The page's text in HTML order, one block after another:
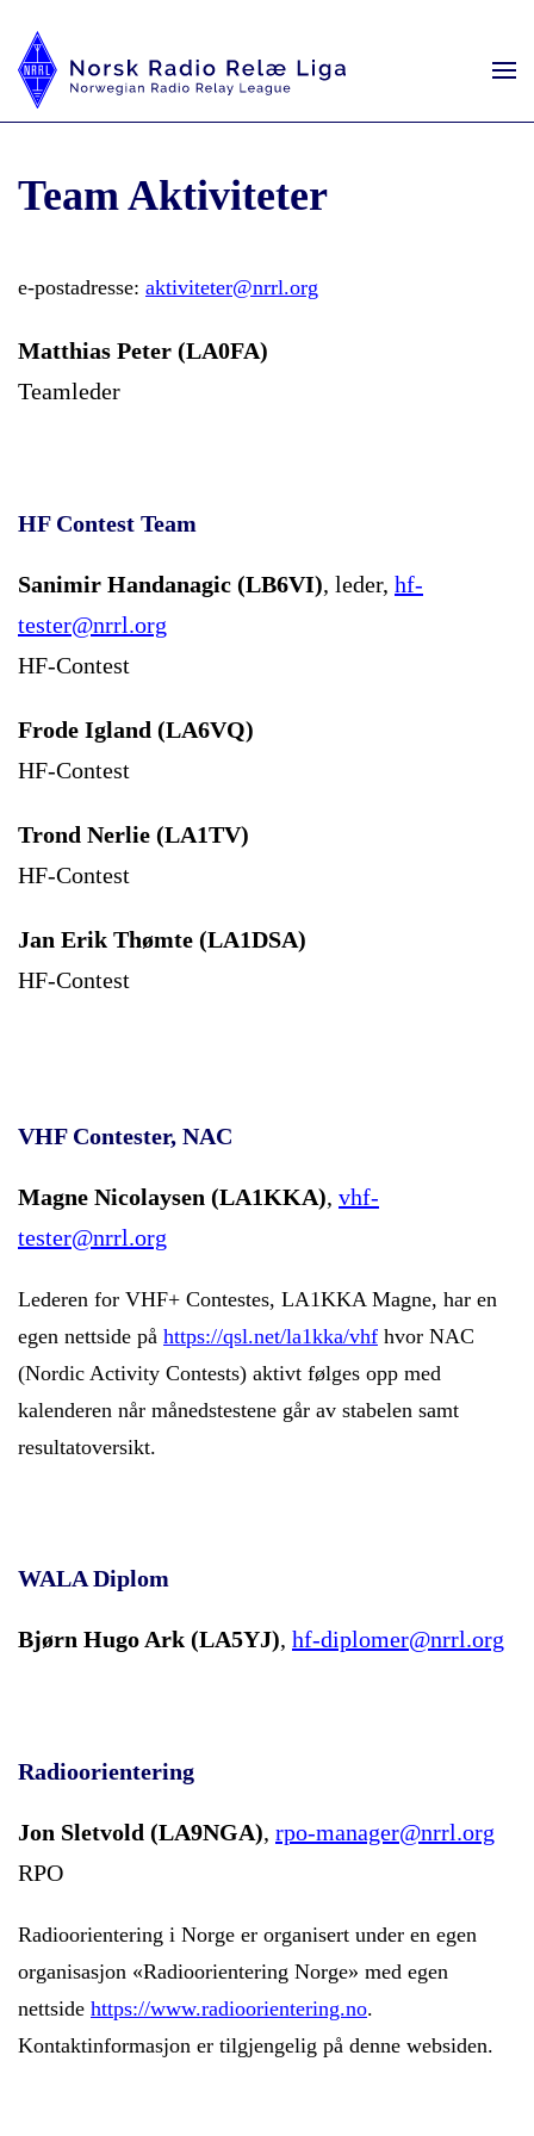
Team Aktiviteter
e-postadresse: aktiviteter@nrrl.org
Matthias Peter (LA0FA)
Teamleder
HF Contest Team
Sanimir Handanagic (LB6VI), leder, hf-
tester@nrrl.org
HF-Contest
Frode Igland (LA6VQ)
HF-Contest
Trond Nerlie (LA1TV)
HF-Contest
Jan Erik Thømte (LA1DSA)
HF-Contest
VHF Contester, NAC
Magne Nicolaysen (LA1KKA), vhf-
tester@nrrl.org
Lederen for VHF+ Contestes, LA1KKA Magne, har en
egen nettside på https://qsl.net/la1kka/vhf hvor NAC
(Nordic Activity Contests) aktivt følges opp med
kalenderen når månedstestene går av stabelen samt
resultatoversikt.
WALA Diplom
Bjørn Hugo Ark (LA5YJ), hf-diplomer@nrrl.org
Radioorientering
Jon Sletvold (LA9NGA), rpo-manager@nrrl.org
RPO
Radioorientering i Norge er organisert under en egen
organisasjon «Radioorientering Norge» med egen
nettside https://www.radioorientering.no.
Kontaktinformasjon er tilgjengelig på denne websiden.